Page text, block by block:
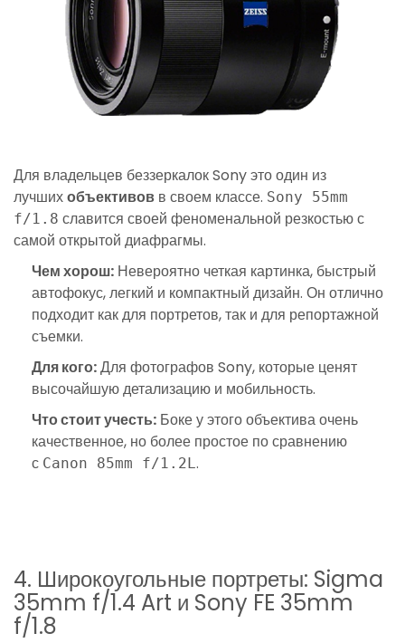
Для владельцев беззеркалок Sony это один из
лучшихобъективов в своем классе. Sony 55mm
f/1.8 славится своей феноменальной резкостью с
самой открытой диафрагмы.
Чем хорош: Невероятно четкая картинка, быстрый
автофокус, легкий и компактный дизайн. Он отлично
подходит как для портретов, так и для репортажной
съемки.
Для кого:Для фотографов Sony, которые ценят
высочайшую детализацию и мобильность.
Что стоит учесть: Боке у этого объектива очень
качественное, но более простое по сравнению
с Canon 85mm f/1.2L.
4. Широкоугольные портреты: Sigma
35mm f/1.4 Art и Sony FE 35mm
f/1.8